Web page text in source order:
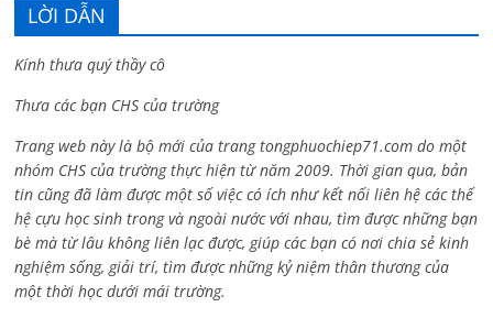
LỜI DẪN
Kính thưa quý thầy cô
Thưa các bạn CHS của trường
Trang web này là bộ mới của trang tongphuochiep71.com do một
nhóm CHS của trường thực hiện từ năm 2009. Thời gian qua, bản
tin cũng đã làm được một số việc có ích như kết nối liên hệ các thế
hệ cựu học sinh trong và ngoài nước với nhau, tìm được những bạn
bè mà từ lâu không liên lạc được, giúp các bạn có nơi chia sẻ kinh
nghiệm sống, giải trí, tìm được những kỷ niệm thân thương của
một thời học dưới mái trường.